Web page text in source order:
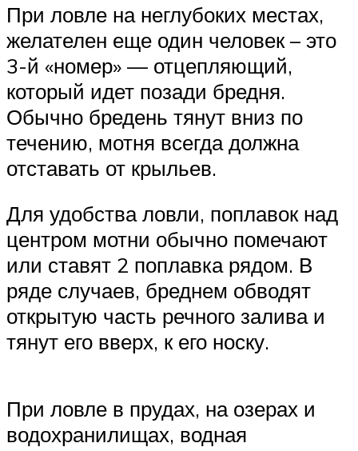
При ловле на неглубоких местах,
желателен еще один человек – это
3-й «номер» — отцепляющий,
который идет позади бредня.
Обычно бредень тянут вниз по
течению, мотня всегда должна
отставать от крыльев.
Для удобства ловли, поплавок над
центром мотни обычно помечают
или ставят 2 поплавка рядом. В
ряде случаев, бреднем обводят
открытую часть речного залива и
тянут его вверх, к его носку.
При ловле в прудах, на озерах и
водохранилищах, водная